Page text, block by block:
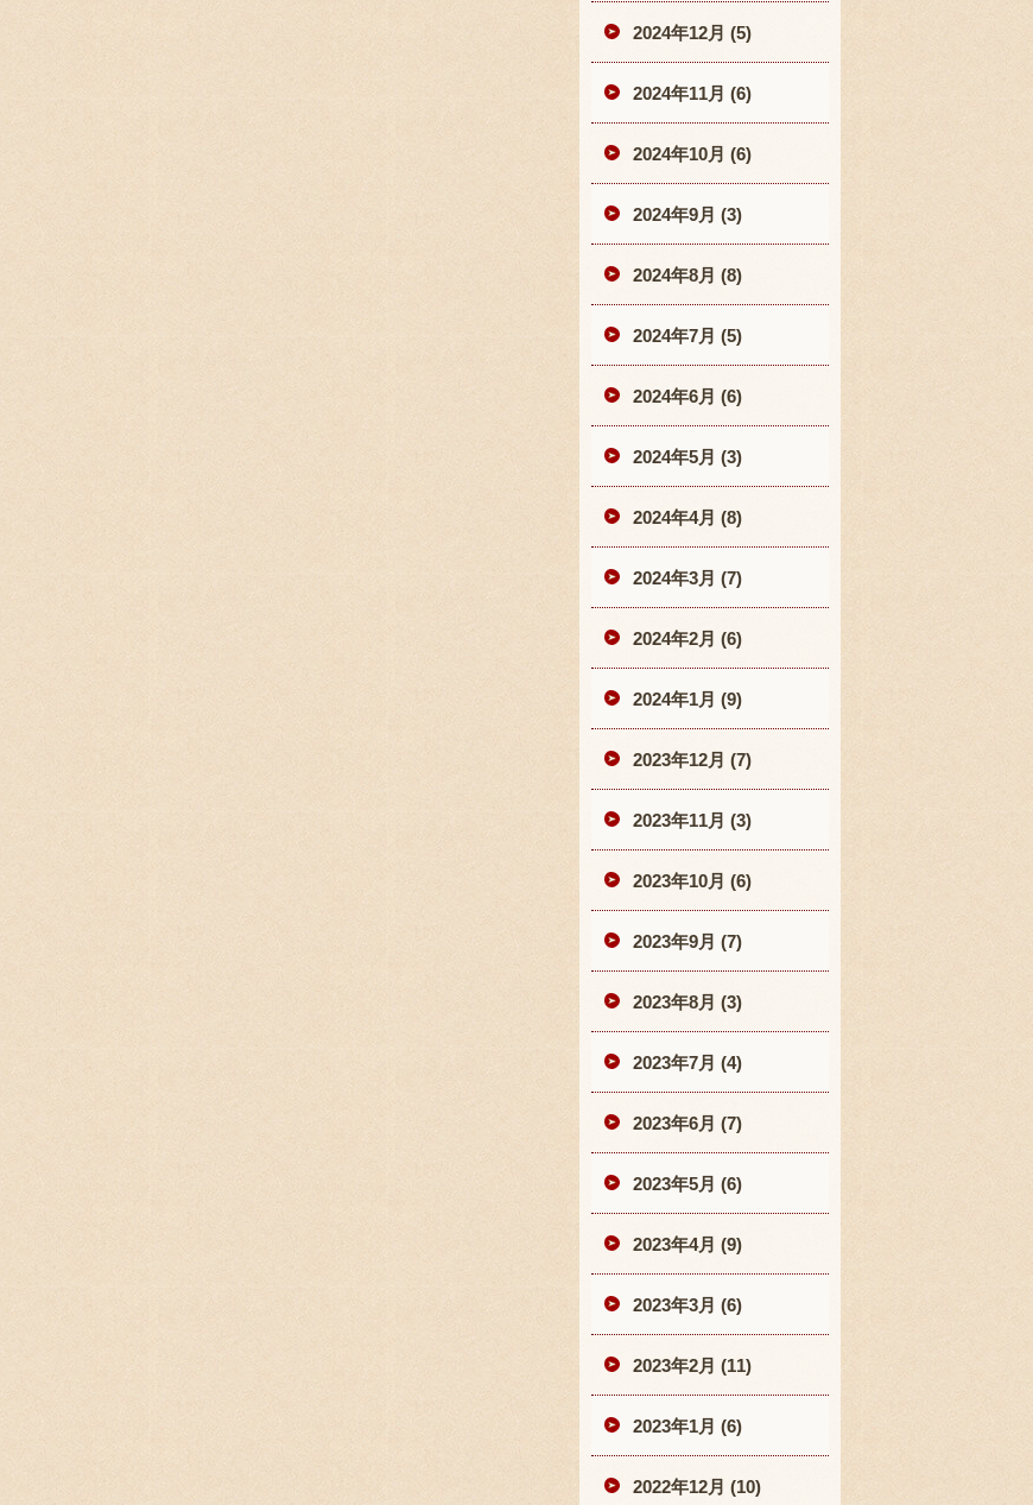
2024年12月 (5)
2024年11月 (6)
2024年10月 (6)
2024年9月 (3)
2024年8月 (8)
2024年7月 (5)
2024年6月 (6)
2024年5月 (3)
2024年4月 (8)
2024年3月 (7)
2024年2月 (6)
2024年1月 (9)
2023年12月 (7)
2023年11月 (3)
2023年10月 (6)
2023年9月 (7)
2023年8月 (3)
2023年7月 (4)
2023年6月 (7)
2023年5月 (6)
2023年4月 (9)
2023年3月 (6)
2023年2月 (11)
2023年1月 (6)
2022年12月 (10)